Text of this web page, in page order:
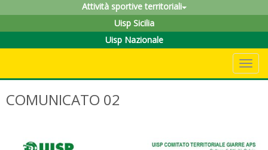
Attività sportive territoriali
Uisp Sicilia
Uisp Nazionale
COMUNICATO 02